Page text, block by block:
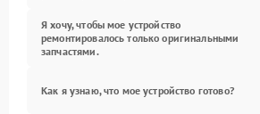
Я хочу, чтобы мое устройство
ремонтировалось только оригинальными
запчастями.
Как я узнаю, что мое устройство готово?